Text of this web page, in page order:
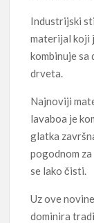
Industrijski
materijal koji
kombinuje sa
drveta.
Najnoviji
lavaboa je
glatka
pogodnom
se lako čisti.
Uz ove
dominira